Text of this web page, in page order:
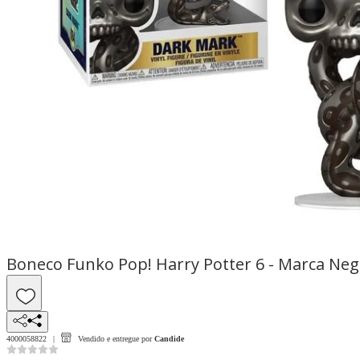
Boneco Funko Pop! Harry Potter 6 - Marca
4000058822 Vendido e entregue por Candide